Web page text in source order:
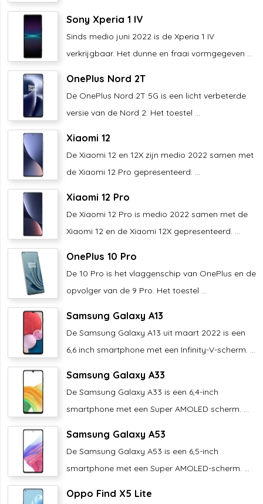
Sony Xperia 1 IV
Sinds medio juni 2022 is de Xperia 1 IV
verkrijgbaar. Het dunne en fraai vormgegeven ...
OnePlus Nord 2T
De OnePlus Nord 2T 5G is een licht verbeterde
versie van de Nord 2. Het toestel ...
Xiaomi 12
De Xiaomi 12 en 12X zijn medio 2022 samen met
de Xiaomi 12 Pro gepresenteerd. ...
Xiaomi 12 Pro
De Xiaomi 12 Pro is medio 2022 samen met de
Xiaomi 12 en de Xiaomi 12X gepresenteerd. ...
OnePlus 10 Pro
De 10 Pro is het vlaggenschip van OnePlus en de
opvolger van de 9 Pro. Het toestel ...
Samsung Galaxy A13
De Samsung Galaxy A13 uit maart 2022 is een
6,6 inch smartphone met een Infinity-V-scherm. ...
Samsung Galaxy A33
De Samsung Galaxy A33 is een 6,4-inch
smartphone met een Super AMOLED scherm. ...
Samsung Galaxy A53
De Samsung Galaxy A53 is een 6,5-inch
smartphone met een Super AMOLED-scherm. ...
Oppo Find X5 Lite